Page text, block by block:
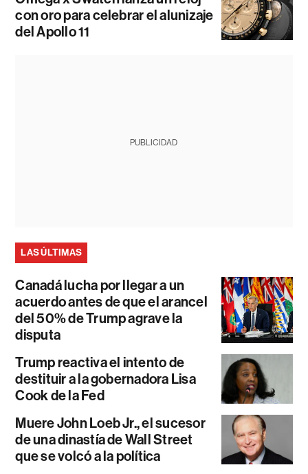
con oro para celebrar el alunizaje
del Apollo 11
PUBLICIDAD
LAS ÚLTIMAS
Canadá lucha por llegar a un
acuerdo antes de que el arancel
del 50% de Trump agrave la
disputa
Trump reactiva el intento de
destituir a la gobernadora Lisa
Cook de la Fed
Muere John Loeb Jr., el sucesor
de una dinastía de Wall Street
que se volcó a la política